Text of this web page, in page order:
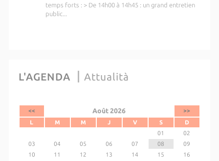
temps forts : > De 14h00 à 14h45 : un grand entretien
public...
L'AGENDA Attualità
<< Août 2026
>>
L
M M J V S
D
01
02
03
04 05 06 07 08
09
10
11 12 13 14 15
16